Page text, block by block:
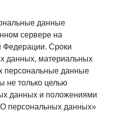
данные
сервере на
Федерации. Сроки
данных, материальных
персональные данные
не только целью
данных и положениями
персональных данных»